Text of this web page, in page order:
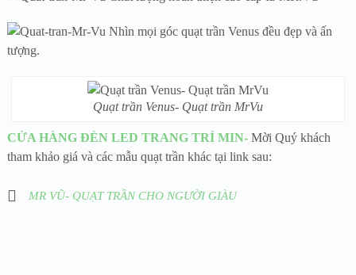
Nhìn mọi góc quạt trần Venus đều đẹp và ấn
tượng.
Quạt trần Venus- Quạt trần MrVu
CỬA HÀNG ĐÈN LED TRANG TRÍ MIN- Mời Quý khách
tham khảo giá và các mẫu quạt trần khác tại link sau:
MR VŨ- QUẠT TRẦN CHO NGƯỜI GIÀU